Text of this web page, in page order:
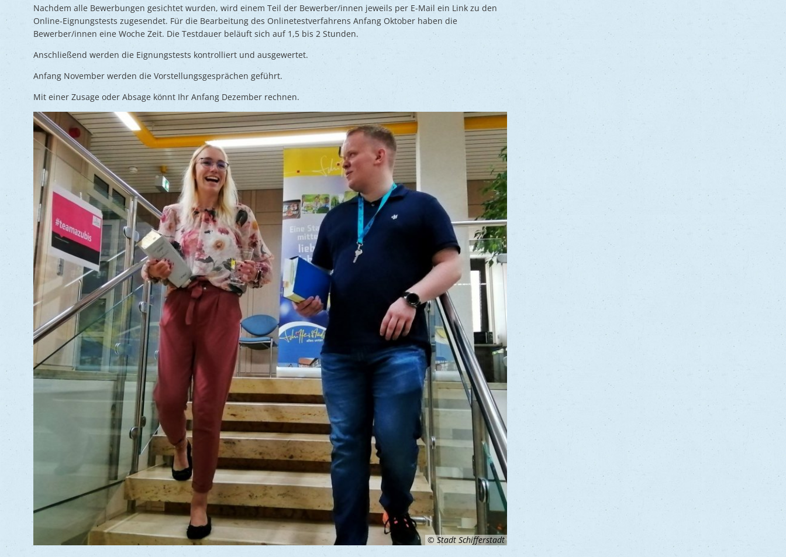
Nachdem alle Bewerbungen gesichtet wurden, wird einem Teil der Bewerber/innen jeweils per E-Mail ein Link zu den
Online-Eignungstests zugesendet. Für die Bearbeitung des Onlinetestverfahrens Anfang Oktober haben die
Bewerber/innen eine Woche Zeit. Die Testdauer beläuft sich auf 1,5 bis 2 Stunden.
Anschließend werden die Eignungstests kontrolliert und ausgewertet.
Anfang November werden die Vorstellungsgesprächen geführt.
Mit einer Zusage oder Absage könnt Ihr Anfang Dezember rechnen.
© Stadt Schifferstadt